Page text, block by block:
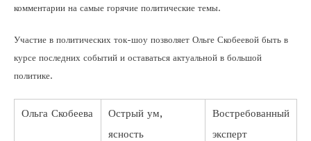
комментарии на самые горячие политические темы.
Участие в политических ток-шоу позволяет Ольге Скобеевой быть в
курсе последних событий и оставаться актуальной в большой
политике.
Ольга Скобеева
Острый ум,
ясность
Востребованный
эксперт